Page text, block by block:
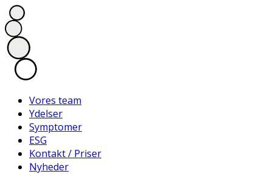
Vores team
Ydelser
Symptomer
ESG
Kontakt / Priser
Nyheder